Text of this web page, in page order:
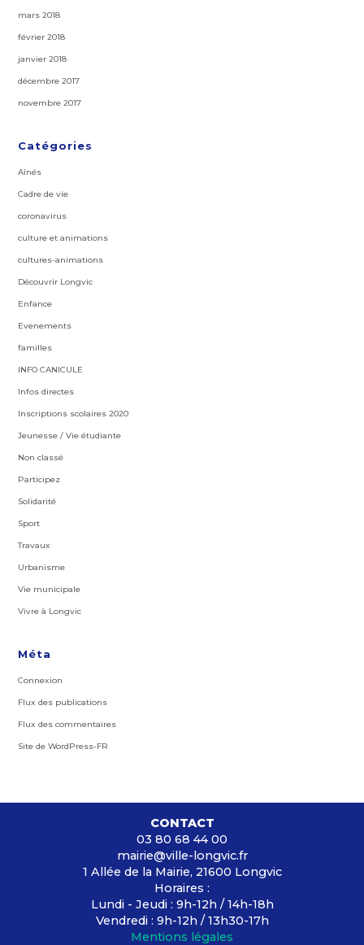
mars 2018
février 2018
janvier 2018
décembre 2017
novembre 2017
Catégories
Aînés
Cadre de vie
coronavirus
culture et animations
cultures-animations
Découvrir Longvic
Enfance
Evenements
familles
INFO CANICULE
Infos directes
Inscriptions scolaires 2020
Jeunesse / Vie étudiante
Non classé
Participez
Solidarité
Sport
Travaux
Urbanisme
Vie municipale
Vivre à Longvic
Méta
Connexion
Flux des publications
Flux des commentaires
Site de WordPress-FR
CONTACT
03 80 68 44 00
mairie@ville-longvic.fr
1 Allée de la Mairie, 21600 Longvic
Horaires :
Lundi - Jeudi : 9h-12h / 14h-18h
Vendredi : 9h-12h / 13h30-17h
Mentions légales